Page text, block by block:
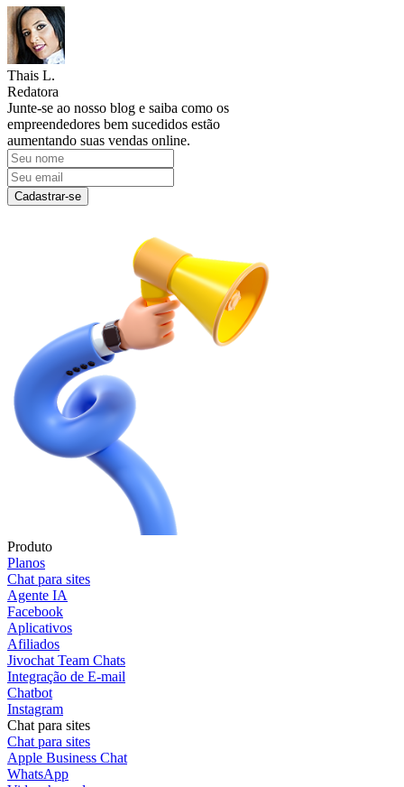
Thais L.
Redatora
Junte-se ao nosso blog e saiba como os
empreendedores bem sucedidos estão
aumentando suas vendas online.
Cadastrar-se
Produto
Planos
Chat para sites
Agente IA
Facebook
Aplicativos
Afiliados
Jivochat Team Chats
Integração de E-mail
Chatbot
Instagram
Chat para sites
Chat para sites
Apple Business Chat
WhatsApp